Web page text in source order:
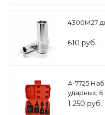
4300М27
610 руб.
А-7725
ударных, 6
1 250 руб.